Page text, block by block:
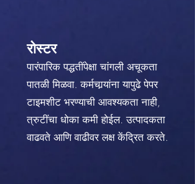
रोस्टर
पारंपारिक पद्धतींपेक्षा चांगली अचूकता
पातळी मिळवा. कर्मचार्‍यांना यापुढे पेपर
टाइमशीट भरण्याची आवश्यकता नाही,
त्रुटींचा धोका कमी होईल. उत्पादकता
वाढवते आणि वाढीवर लक्ष केंद्रित करते.